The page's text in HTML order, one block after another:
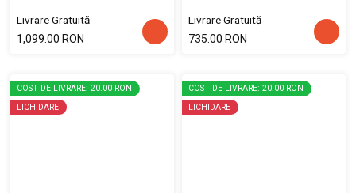
Livrare Gratuită
1,099.00 RON
Livrare Gratuită
735.00 RON
COST DE LIVRARE: 20.00 RON
LICHIDARE
COST DE LIVRARE: 20.00 RON
LICHIDARE